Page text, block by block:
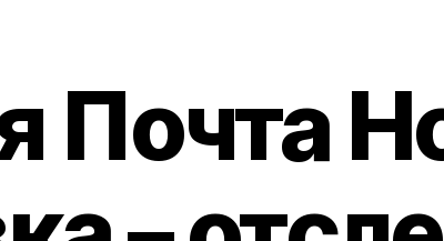
Почта